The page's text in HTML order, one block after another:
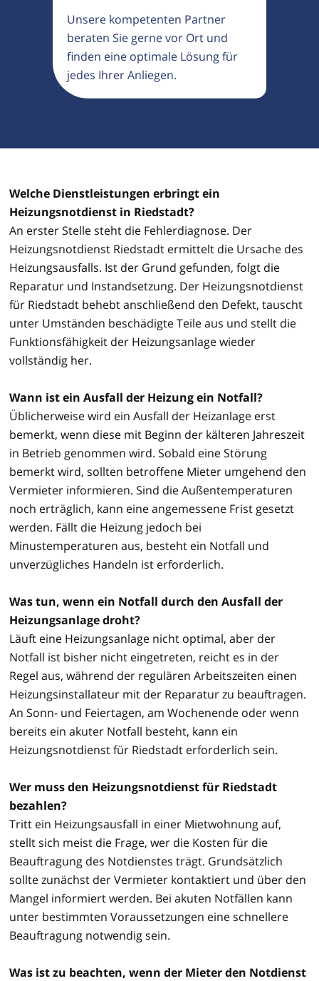
Unsere kompetenten Partner
beraten Sie gerne vor Ort und
finden eine optimale Lösung für
jedes Ihrer Anliegen.
Welche Dienstleistungen erbringt ein
Heizungsnotdienst in Riedstadt?
An erster Stelle steht die Fehlerdiagnose. Der
Heizungsnotdienst Riedstadt ermittelt die Ursache des
Heizungsausfalls. Ist der Grund gefunden, folgt die
Reparatur und Instandsetzung. Der Heizungsnotdienst
für Riedstadt behebt anschließend den Defekt, tauscht
unter Umständen beschädigte Teile aus und stellt die
Funktionsfähigkeit der Heizungsanlage wieder
vollständig her.
Wann ist ein Ausfall der Heizung ein Notfall?
Üblicherweise wird ein Ausfall der Heizanlage erst
bemerkt, wenn diese mit Beginn der kälteren Jahreszeit
in Betrieb genommen wird. Sobald eine Störung
bemerkt wird, sollten betroffene Mieter umgehend den
Vermieter informieren. Sind die Außentemperaturen
noch erträglich, kann eine angemessene Frist gesetzt
werden. Fällt die Heizung jedoch bei
Minustemperaturen aus, besteht ein Notfall und
unverzügliches Handeln ist erforderlich.
Was tun, wenn ein Notfall durch den Ausfall der
Heizungsanlage droht?
Läuft eine Heizungsanlage nicht optimal, aber der
Notfall ist bisher nicht eingetreten, reicht es in der
Regel aus, während der regulären Arbeitszeiten einen
Heizungsinstallateur mit der Reparatur zu beauftragen.
An Sonn- und Feiertagen, am Wochenende oder wenn
bereits ein akuter Notfall besteht, kann ein
Heizungsnotdienst für Riedstadt erforderlich sein.
Wer muss den Heizungsnotdienst für Riedstadt
bezahlen?
Tritt ein Heizungsausfall in einer Mietwohnung auf,
stellt sich meist die Frage, wer die Kosten für die
Beauftragung des Notdienstes trägt. Grundsätzlich
sollte zunächst der Vermieter kontaktiert und über den
Mangel informiert werden. Bei akuten Notfällen kann
unter bestimmten Voraussetzungen eine schnellere
Beauftragung notwendig sein.
Was ist zu beachten, wenn der Mieter den Notdienst